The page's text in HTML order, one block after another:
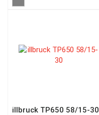
illbruck TP650 58/15-30